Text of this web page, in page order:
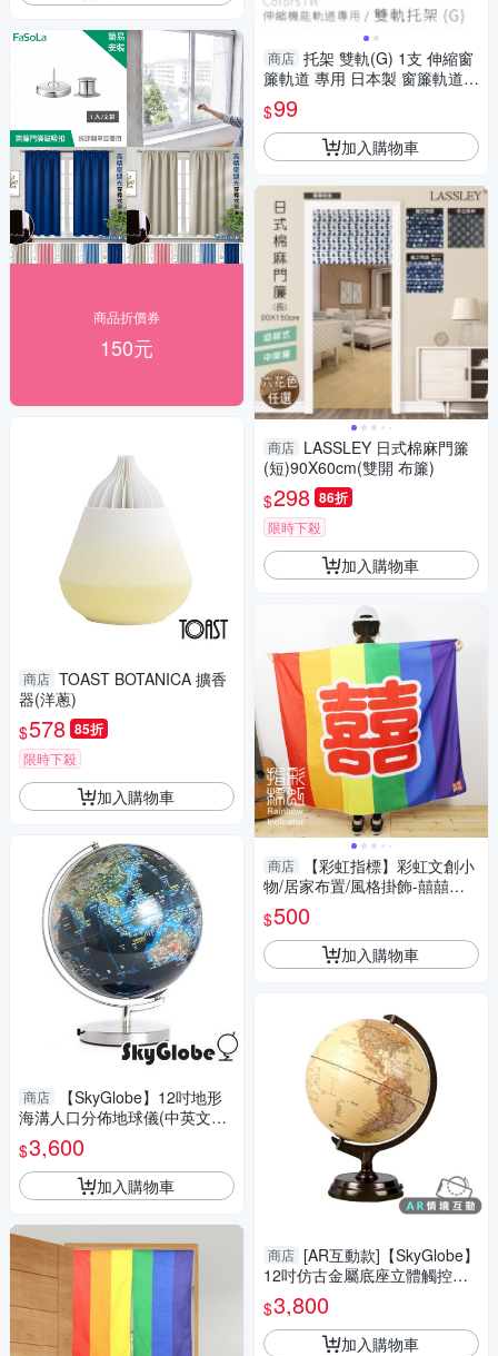
商品折價券
150元
商店 TOAST BOTANICA 擴香
器(洋蔥)
$578 85折
限時下殺
加入購物車
商店
【SkyGlobe】12吋地形
海溝人口分佈地球儀(中英文對
照)(附燈)(中文版)-大件商品請
選宅配運送
$3,600
加入購物車
商店 托架 雙軌(G) 1支 伸縮窗
簾軌道 專用 日本製 窗簾軌道安
裝DIY 方型伸縮窗簾軌道 窗簾
伸縮桿
$99
加入購物車
商店 LASSLEY 日式棉麻門簾
(短)90X60cm(雙開 布簾)
$298 86折
限時下殺
加入購物車
商店
【彩虹指標】彩虹文創小
物/居家布置/風格掛飾-囍囍款
掛毯
$500
加入購物車
商店 [AR互動款]【SkyGlobe】
12吋仿古金屬底座立體觸控式
地球儀-大件商品請選宅配運送
$3,800
加入購物車